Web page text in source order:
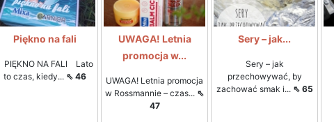
Piękno na fali
PIĘKNO NA FALI Lato
to czas, kiedy... ⇖ 46
UWAGA! Letnia
promocja w...
UWAGA! Letnia promocja
w Rossmannie – czas... ⇖
47
Sery – jak...
Sery – jak
przechowywać, by
zachować smak i... ⇖ 65